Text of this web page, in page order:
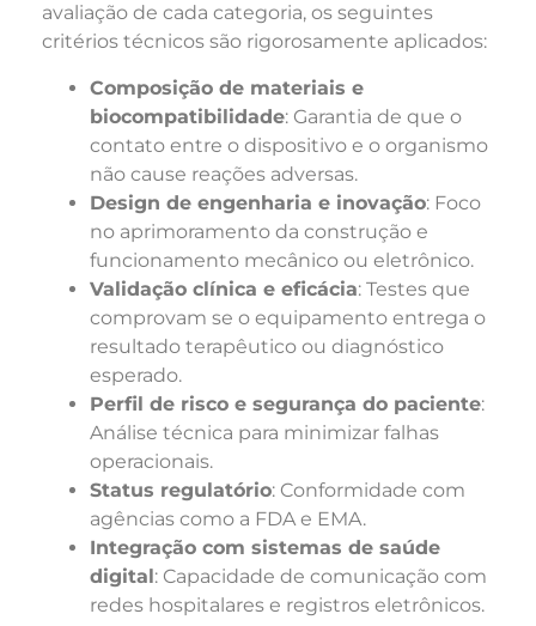
avaliação de cada categoria, os seguintes
critérios técnicos são rigorosamente aplicados:
Composição de materiais e
biocompatibilidade: Garantia de que o
contato entre o dispositivo e o organismo
não cause reações adversas.
Design de engenharia e inovação: Foco
no aprimoramento da construção e
funcionamento mecânico ou eletrônico.
Validação clínica e eficácia: Testes que
comprovam se o equipamento entrega o
resultado terapêutico ou diagnóstico
esperado.
Perfil de risco e segurança do paciente:
Análise técnica para minimizar falhas
operacionais.
Status regulatório: Conformidade com
agências como a FDA e EMA.
Integração com sistemas de saúde
digital: Capacidade de comunicação com
redes hospitalares e registros eletrônicos.